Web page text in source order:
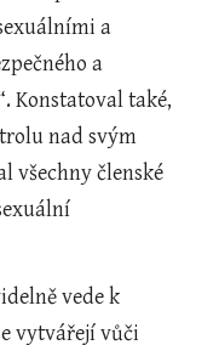
a
a
Konstatoval také,
nad svým
všechny členské
vede k
vytvářejí vůči